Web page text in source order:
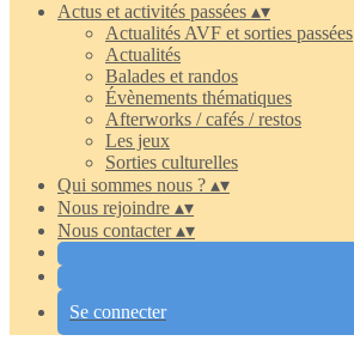
Actus et activités passées ▴▾
Actualités AVF et sorties passées
Actualités
Balades et randos
Évènements thématiques
Afterworks / cafés / restos
Les jeux
Sorties culturelles
Qui sommes nous ? ▴▾
Nous rejoindre ▴▾
Nous contacter▴▾
Se connecter